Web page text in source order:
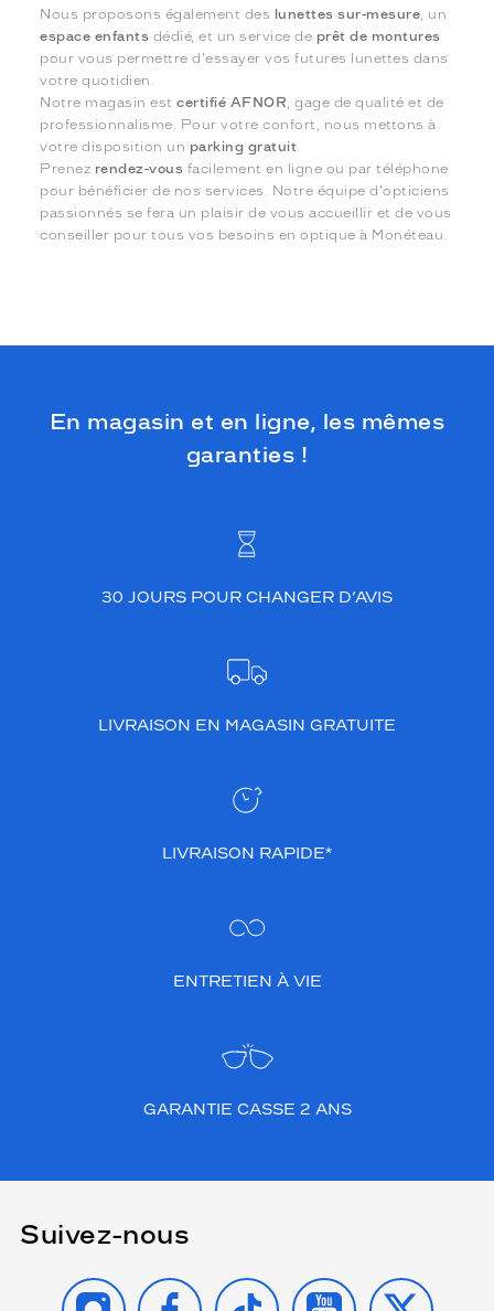
Nous proposons également des lunettes sur-mesure, un
espace enfants dédié, et un service de prêt de montures
pour vous permettre d'essayer vos futures lunettes dans
votre quotidien.
Notre magasin estcertifié AFNOR, gage de qualité et de
professionnalisme. Pour votre confort, nous mettons à
votre disposition un parking gratuit.
Prenez rendez-vous facilement en ligne ou par téléphone
pour bénéficier de nos services. Notre équipe d'opticiens
passionnés se fera un plaisir de vous accueillir et de vous
conseiller pour tous vos besoins en optique à Monéteau.
En magasin et en ligne, les mêmes
garanties !
30 JOURS POUR CHANGER D’AVIS
LIVRAISON EN MAGASIN GRATUITE
LIVRAISON RAPIDE*
ENTRETIEN À VIE
GARANTIE CASSE 2 ANS
Suivez-nous
INSTAGRAMFACEBOOK
TIKTOK YOUTUBE
X